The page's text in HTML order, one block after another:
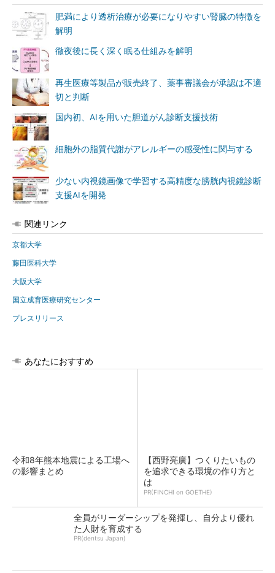
肥満により透析治療が必要になりやすい腎臓の特徴を
解明
徹夜後に長く深く眠る仕組みを解明
再生医療等製品が販売終了、薬事審議会が承認は不適
切と判断
国内初、AIを用いた胆道がん診断支援技術
細胞外の脂質代謝がアレルギーの感受性に関与する
少ない内視鏡画像で学習する高精度な膀胱内視鏡診断
支援AIを開発
関連リンク
京都大学
藤田医科大学
大阪大学
国立成育医療研究センター
プレスリリース
あなたにおすすめ
令和8年熊本地震による工場へ
の影響まとめ
【西野亮廣】つくりたいもの
を追求できる環境の作り方と
は
PR(FINCHI on GOETHE)
全員がリーダーシップを発揮し、自分より優れ
た人財を育成する
PR(dentsu Japan)